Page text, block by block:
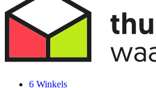
6 Winkels